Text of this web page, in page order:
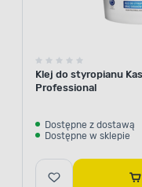
Klej do styropianu
Professional
Dostępne z dostawą
Dostępne w sklepie